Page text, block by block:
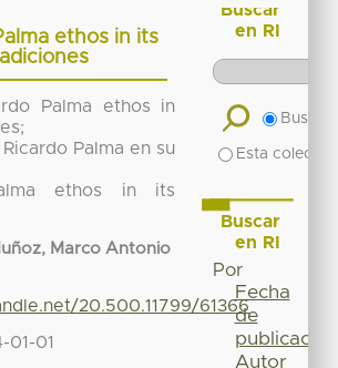
ethos in its
Palma ethos in
Palma en su
ethos in its
Marco Antonio
20.500.11799/61366
01-01
Buscar
en RI
Buscar
Esta
Buscar
en RI
Por
Fecha
de
publicación
Autor